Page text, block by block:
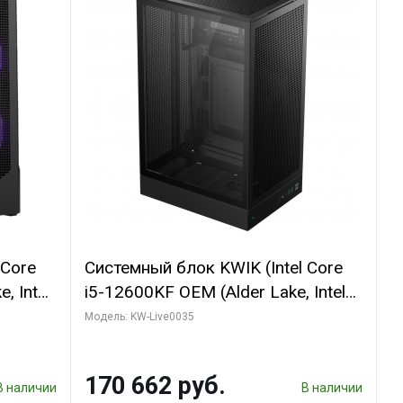
Intel
наличии
Системный блок KWIK (Intel Core
i5-12600KF OEM (Alder Lake, Intel
7, C10 4EC/6PC// 64 ГБ ОЗУ/ Ninja
SSD)
Модель: KW-Live0035
170 662 руб. В наличии